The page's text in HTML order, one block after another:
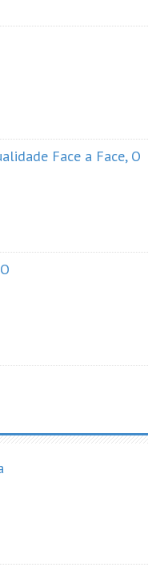
Face a Face, O